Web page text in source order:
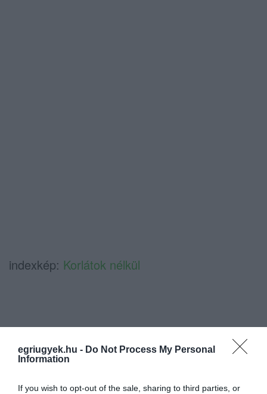
egriugyek.hu - Do Not Process My Personal
Information
If you wish to opt-out of the sale, sharing to third parties, or
indexkép: Korlátok nélkül
Ne maradjon le a legfrissebb hírekről, kövessen
bennünket az EGRI ÜGYEK Google Hírek oldalán!
VISSZA A FŐOLDALRA